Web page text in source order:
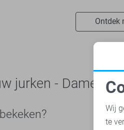
Ontdek
jurken - Dames
Wij
te